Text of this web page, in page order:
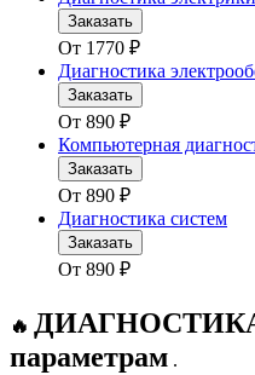
Заказать
От 1770 ₽
Диагностика
Заказать
От 890 ₽
Компьютерная
Заказать
От 890 ₽
Диагностика систем
Заказать
От 890 ₽
🔥 ДИАГНОСТИКА
параметрам .